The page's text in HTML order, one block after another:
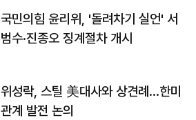
국민의힘 윤리위, '돌려차기 실언' 서
범수·진종오 징계절차 개시
위성락, 스틸 美대사와 상견례…한미
관계 발전 논의